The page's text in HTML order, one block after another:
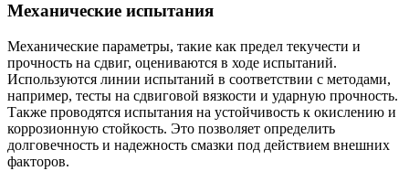
Механические испытания
Механические параметры, такие как предел текучести и
прочность на сдвиг, оцениваются в ходе испытаний.
Используются линии испытаний в соответствии с методами,
например, тесты на сдвиговой вязкости и ударную прочность.
Также проводятся испытания на устойчивость к окислению и
коррозионную стойкость. Это позволяет определить
долговечность и надежность смазки под действием внешних
факторов.